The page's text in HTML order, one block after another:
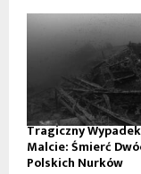
Tragiczny
Malcie: Śmierć
Polskich Nurków